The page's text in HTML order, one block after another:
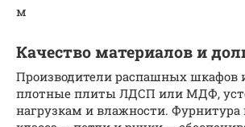
м
Качество материалов и
Производители распашных шкафов
плотные плиты ЛДСП или МДФ,
нагрузкам и влажности.